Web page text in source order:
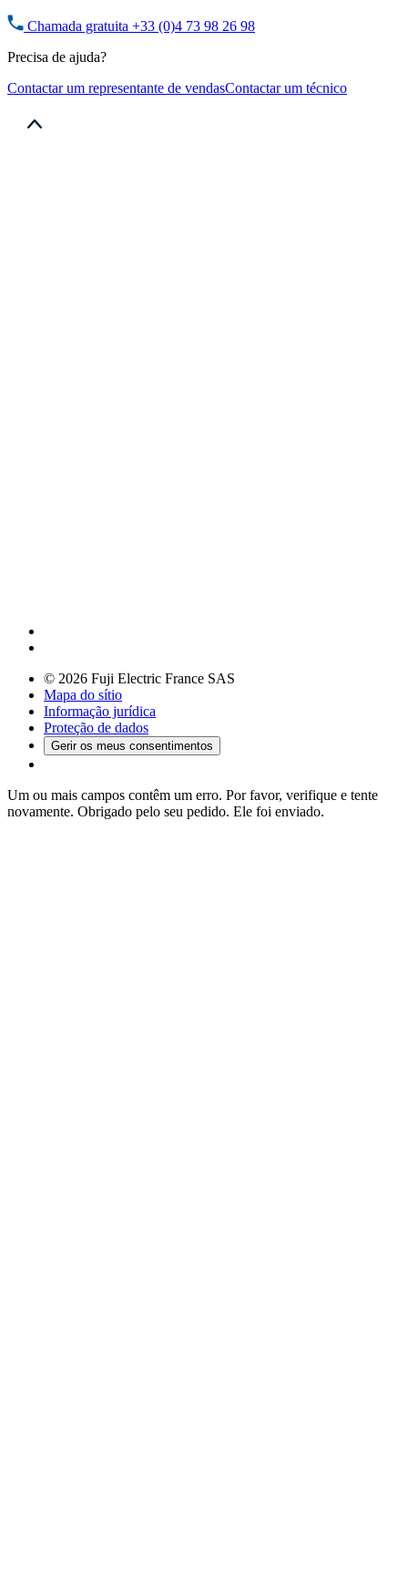
Chamada gratuita +33 (0)4 73 98 26 98
Precisa de ajuda?
Contactar um representante de vendasContactar um técnico
© 2026 Fuji Electric France SAS
Mapa do sítio
Informação jurídica
Proteção de dados
Gerir os meus consentimentos
Um ou mais campos contêm um erro. Por favor, verifique e tente
novamente. Obrigado pelo seu pedido. Ele foi enviado.